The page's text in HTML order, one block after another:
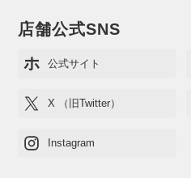
店舗公式SNS
ホ
公式サイト
X （旧Twitter）
Instagram